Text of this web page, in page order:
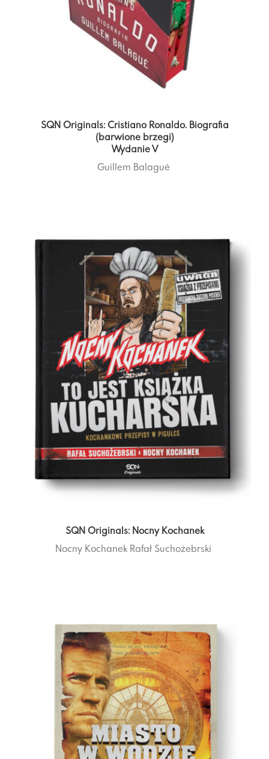
SQN Originals: Cristiano Ronaldo. Biografia
(barwione brzegi)
Wydanie V
Guillem Balagué
SQN Originals: Nocny Kochanek
Nocny Kochanek Rafał Suchożebrski